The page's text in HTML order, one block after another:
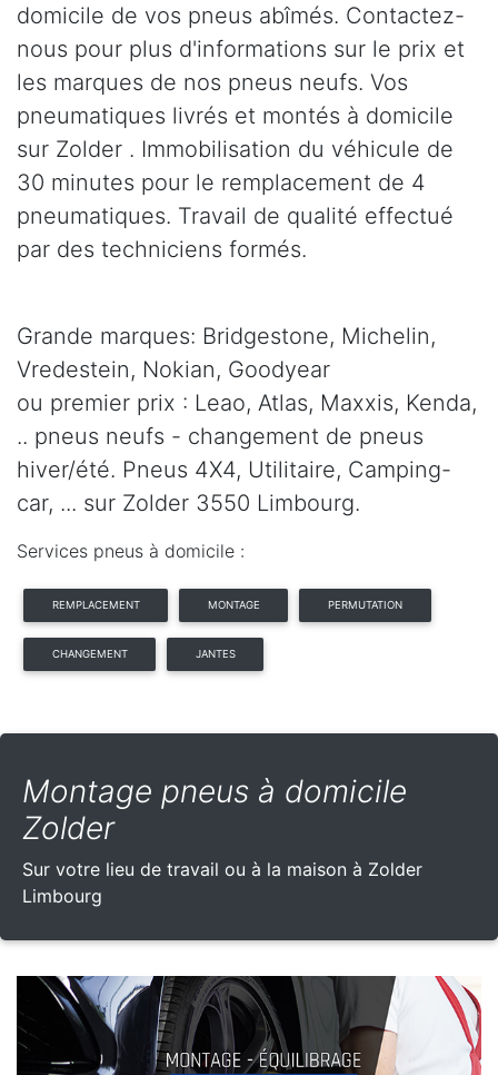
domicile de vos pneus abîmés. Contactez-
nous pour plus d'informations sur le prix et
les marques de nos pneus neufs. Vos
pneumatiques livrés et montés à domicile
sur Zolder . Immobilisation du véhicule de
30 minutes pour le remplacement de 4
pneumatiques. Travail de qualité effectué
par des techniciens formés.
Grande marques: Bridgestone, Michelin,
Vredestein, Nokian, Goodyear
ou premier prix : Leao, Atlas, Maxxis, Kenda,
.. pneus neufs - changement de pneus
hiver/été. Pneus 4X4, Utilitaire, Camping-
car, ... sur Zolder 3550 Limbourg.
Services pneus à domicile :
REMPLACEMENT MONTAGE PERMUTATION
CHANGEMENT JANTES
Montage pneus à domicile
Zolder
Sur votre lieu de travail ou à la maison à Zolder
Limbourg